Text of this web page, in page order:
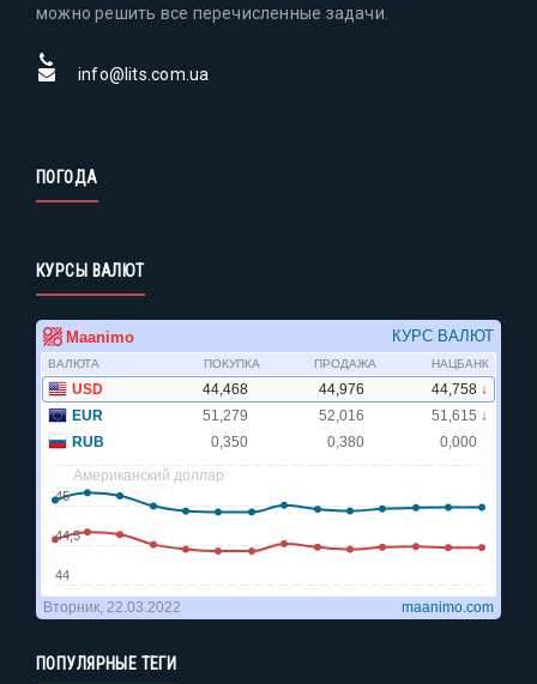
можно решить все перечисленные задачи.
info@lits.com.ua
ПОГОДА
КУРСЫ ВАЛЮТ
ПОПУЛЯРНЫЕ ТЕГИ